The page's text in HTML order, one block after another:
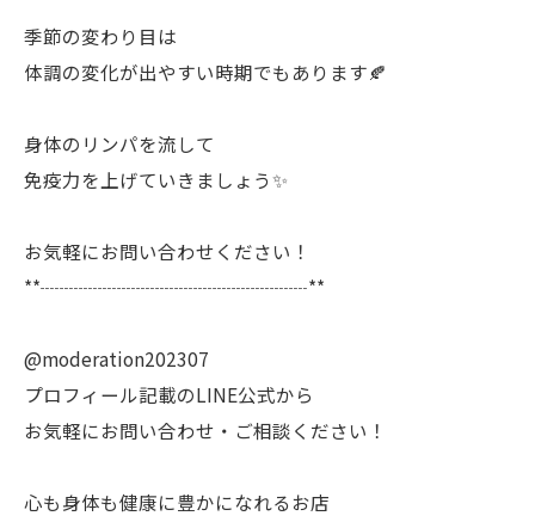
季節の変わり目は
体調の変化が出やすい時期でもあります🍂
身体のリンパを流して
免疫力を上げていきましょう✨
お気軽にお問い合わせください！
**┈┈┈┈┈┈┈┈┈┈┈┈┈┈**
@moderation202307
プロフィール記載のLINE公式から
お気軽にお問い合わせ・ご相談ください！
心も身体も健康に豊かになれるお店